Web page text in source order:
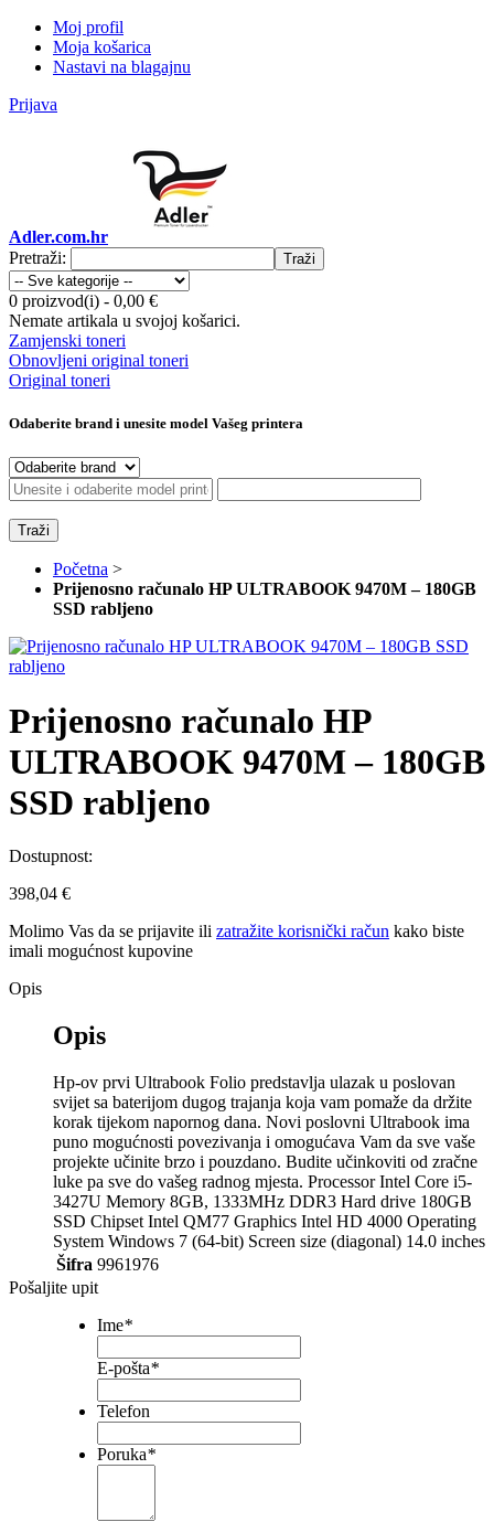
Moj profil
Moja košarica
Nastavi na blagajnu
Prijava
Adler.com.hr
Pretraži:
Traži
0 proizvod(i) - 0,00 €
Nemate artikala u svojoj košarici.
Zamjenski toneri
Obnovljeni original toneri
Original toneri
Odaberite brand i unesite model Vašeg printera
Traži
Početna >
Prijenosno računalo HP ULTRABOOK 9470M – 180GB
SSD rabljeno
Prijenosno računalo HP
ULTRABOOK 9470M – 180GB
SSD rabljeno
Dostupnost:
398,04 €
Molimo Vas da se prijavite ili zatražite korisnički račun kako biste
imali mogućnost kupovine
Opis
Opis
Hp-ov prvi Ultrabook Folio predstavlja ulazak u poslovan
svijet sa baterijom dugog trajanja koja vam pomaže da držite
korak tijekom napornog dana. Novi poslovni Ultrabook ima
puno mogućnosti povezivanja i omogućava Vam da sve vaše
projekte učinite brzo i pouzdano. Budite učinkoviti od zračne
luke pa sve do vašeg radnog mjesta. Processor Intel Core i5-
3427U Memory 8GB, 1333MHz DDR3 Hard drive 180GB
SSD Chipset Intel QM77 Graphics Intel HD 4000 Operating
System Windows 7 (64-bit) Screen size (diagonal) 14.0 inches
Šifra 9961976
Pošaljite upit
Ime*
E-pošta*
Telefon
Poruka*